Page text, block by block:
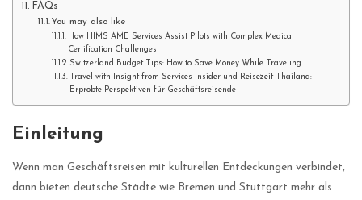
FAQs
You may also like
How HIMS AME Services Assist Pilots with Complex Medical
Certification Challenges
Switzerland Budget Tips: How to Save Money While Traveling
Travel with Insight from Services Insider und Reisezeit Thailand:
Erprobte Perspektiven für Geschäftsreisende
Einleitung
Wenn man Geschäftsreisen mit kulturellen Entdeckungen verbindet,
dann bieten deutsche Städte wie Bremen und Stuttgart mehr als